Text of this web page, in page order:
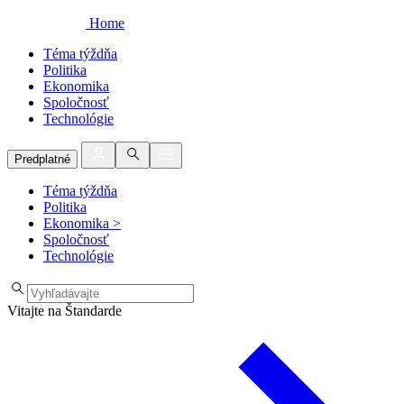
Home
Téma týždňa
Politika
Ekonomika
Spoločnosť
Technológie
Predplatné
Téma týždňa
Politika
Ekonomika >
Spoločnosť
Technológie
Vitajte na Štandarde